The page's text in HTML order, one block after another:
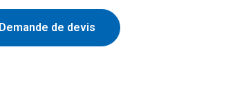
Demande de devis